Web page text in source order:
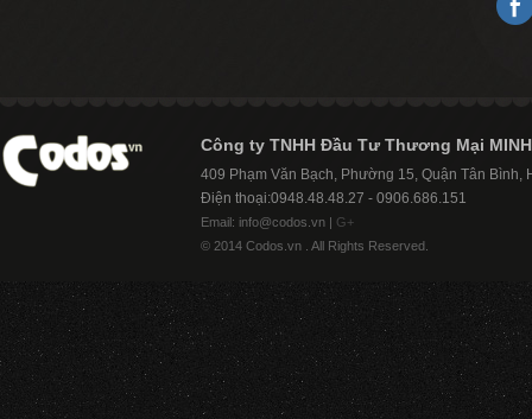
Công ty TNHH Đầu Tư Thương Mại
409 Phạm Văn Bạch, Phường 15, Quận Tân Bình,
Điện thoại:0948.48.48.27 - 0906.686.151
Email: info@codos.vn | G+
© 2014 Codos.vn . All Rights Reserved.